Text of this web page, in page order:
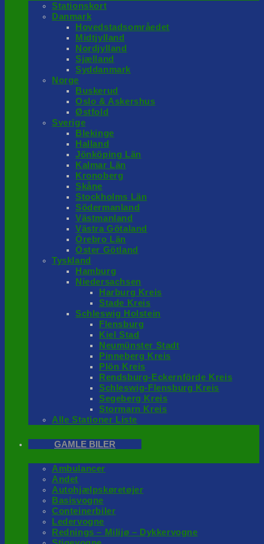
Stationskort
Danmark
Hovedstadsområedet
Midtjylland
Nordjylland
Sjælland
Syddanmark
Norge
Buskerud
Oslo & Askershus
Østfold
Sverige
Blekinge
Halland
Jönköping Län
Kalmar Län
Kronoberg
Skåne
Stockholms Län
Södermanland
Västmanland
Västra Götaland
Örebro Län
Öster Götland
Tyskland
Hamburg
Niedersachsen
Harburg Kreis
Stade Kreis
Schleswig Holstein
Flensburg
Kiel Stad
Neumünster Stadt
Pinneberg Kreis
Plön Kreis
Rendsburg-Eckernförde Kreis
Schleswig-Flensburg Kreis
Segeberg Kreis
Stormarn Kreis
Alle Stationer Liste
GAMLE BILER
Ambulancer
Andet
Autohjælpskøretøjer
Basisvogne
Conteinerbiler
Ledervogne
Rednings – Milijø – Dykkervogne